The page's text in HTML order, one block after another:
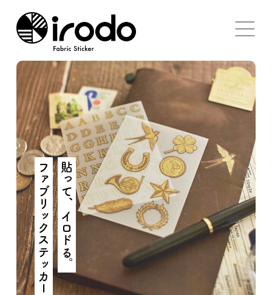
貼って、イロドる。
ファブリックステッカー